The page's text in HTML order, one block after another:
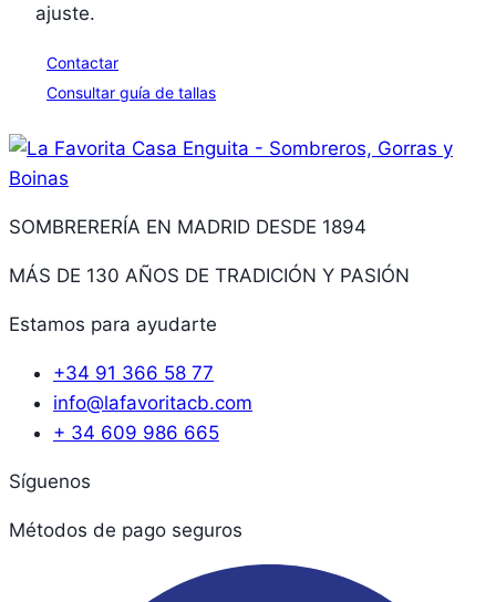
ajuste.
Contactar
Consultar guía de tallas
SOMBRERERÍA EN MADRID DESDE 1894
MÁS DE 130 AÑOS DE TRADICIÓN Y PASIÓN
Estamos para ayudarte
+34 91 366 58 77
info@lafavoritacb.com
+ 34 609 986 665
Síguenos
Métodos de pago seguros